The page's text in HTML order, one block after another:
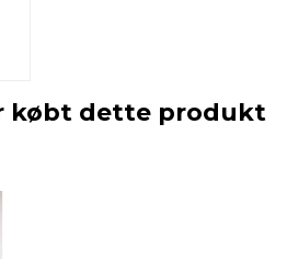
købt dette produkt